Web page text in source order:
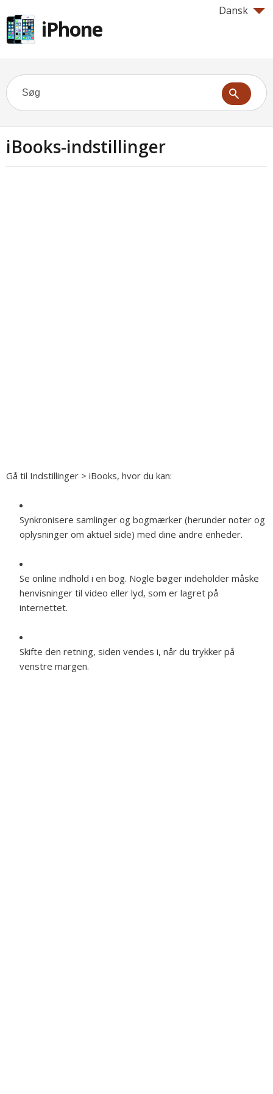
Dansk
iPhone
iBooks-indstillinger
Gå til Indstillinger > iBooks, hvor du kan:
Synkronisere samlinger og bogmærker (herunder noter og
oplysninger om aktuel side) med dine andre enheder.
Se online indhold i en bog. Nogle bøger indeholder måske
henvisninger til video eller lyd, som er lagret på
internettet.
Skifte den retning, siden vendes i, når du trykker på
venstre margen.